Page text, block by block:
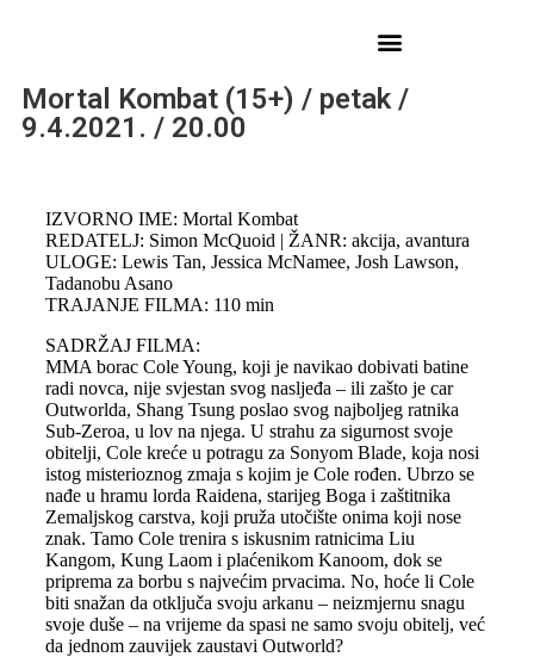
Mortal Kombat (15+) / petak /
9.4.2021. / 20.00
IZVORNO IME: Mortal Kombat
REDATELJ: Simon McQuoid | ŽANR: akcija, avantura
ULOGE: Lewis Tan, Jessica McNamee, Josh Lawson,
Tadanobu Asano
TRAJANJE FILMA: 110 min
SADRŽAJ FILMA:
MMA borac Cole Young, koji je navikao dobivati batine
radi novca, nije svjestan svog nasljeđa – ili zašto je car
Outworlda, Shang Tsung poslao svog najboljeg ratnika
Sub-Zeroa, u lov na njega. U strahu za sigurnost svoje
obitelji, Cole kreće u potragu za Sonyom Blade, koja nosi
istog misterioznog zmaja s kojim je Cole rođen. Ubrzo se
nađe u hramu lorda Raidena, starijeg Boga i zaštitnika
Zemaljskog carstva, koji pruža utočište onima koji nose
znak. Tamo Cole trenira s iskusnim ratnicima Liu
Kangom, Kung Laom i plaćenikom Kanoom, dok se
priprema za borbu s najvećim prvacima. No, hoće li Cole
biti snažan da otključa svoju arkanu – neizmjernu snagu
svoje duše – na vrijeme da spasi ne samo svoju obitelj, već
da jednom zauvijek zaustavi Outworld?